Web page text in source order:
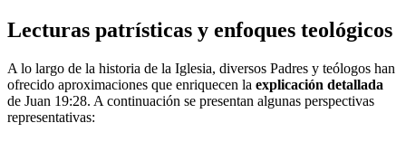
Lecturas patrísticas y enfoques teológicos
A lo largo de la historia de la Iglesia, diversos Padres y teólogos han
ofrecido aproximaciones que enriquecen la explicación detallada
de Juan 19:28. A continuación se presentan algunas perspectivas
representativas: